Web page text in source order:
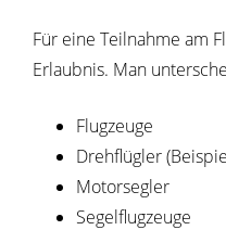
Für eine Teilnahme am
Erlaubnis. Man
Flugzeuge
Drehflügler
Motorsegler
Segelflugzeuge